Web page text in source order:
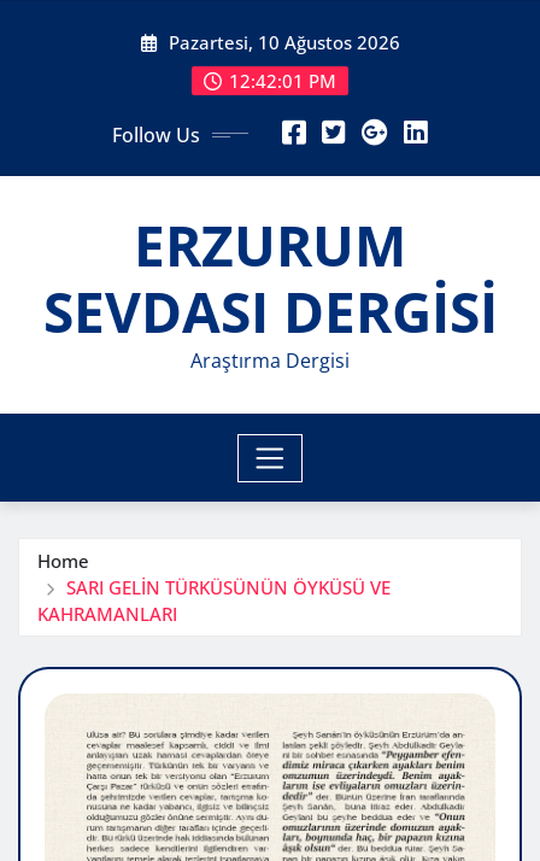
Pazartesi, 10 Ağustos 2026
12:42:03 PM
Follow Us
ERZURUM
SEVDASI DERGİSİ
Araştırma Dergisi
Home
SARI GELİN TÜRKÜSÜNÜN ÖYKÜSÜ VE
KAHRAMANLARI